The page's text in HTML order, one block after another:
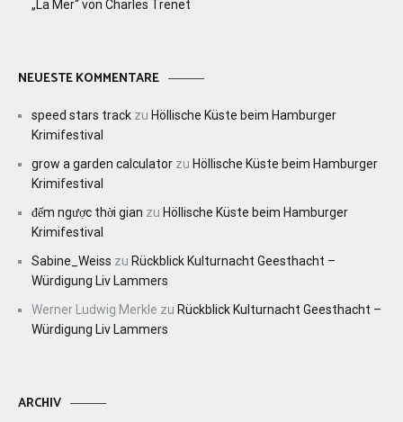
„La Mer“ von Charles Trenet
NEUESTE KOMMENTARE
speed stars track zu Höllische Küste beim Hamburger
Krimifestival
grow a garden calculator zu Höllische Küste beim Hamburger
Krimifestival
đếm ngược thời gian zu Höllische Küste beim Hamburger
Krimifestival
Sabine_Weiss zu Rückblick Kulturnacht Geesthacht –
Würdigung Liv Lammers
Werner Ludwig Merkle zu Rückblick Kulturnacht Geesthacht –
Würdigung Liv Lammers
ARCHIV